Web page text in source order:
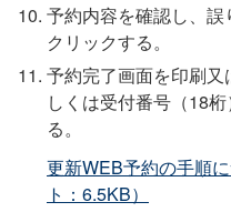
予約内容を確認し、
クリックする。
予約完了画面を印刷
しくは受付番号（18
る。
更新WEB予約の手順
ト：6.5KB）